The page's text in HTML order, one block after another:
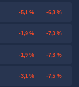
-5,1 % -6,3 %
-1,9 % -7,0 %
-1,9 % -7,3 %
-3,1 % -7,5 %